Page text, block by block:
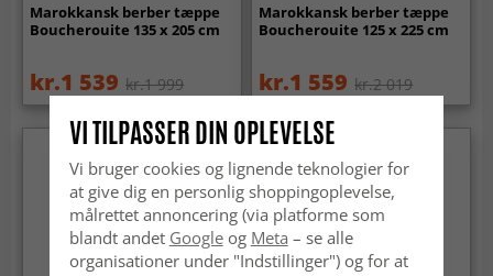
Marokkansk berber tæppe
Boucherouite 135 x 205 cm
kr.1 539 kr.1 999
Marokkansk berber tæppe
Boucherouite 125 x 225 cm
kr.1 559 kr.2 019
VI TILPASSER DIN OPLEVELSE
Vi bruger cookies og lignende teknologier for
at give dig en personlig shoppingoplevelse,
målrettet annoncering (via platforme som
blandt andet Googleog Meta – se alle
organisationer under "Indstillinger") og for at